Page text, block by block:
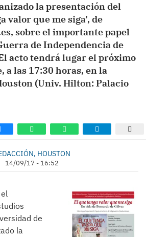
la presentación del
valor que me siga’, de
sobre el importante papel
de Independencia de
acto tendrá lugar el próximo
a las 17:30 horas, en la
(Univ. Hilton: Palacio
HOUSTON
14/09/17 - 16:52
de
la